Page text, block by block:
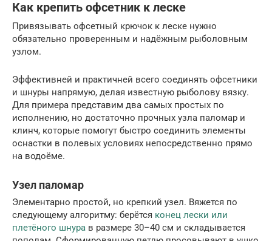
Как крепить офсетник к леске
Привязывать офсетный крючок к леске нужно
обязательно проверенным и надёжным рыболовным
узлом.
Эффективней и практичней всего соединять офсетники
и шнуры напрямую, делая известную рыболову вязку.
Для примера представим два самых простых по
исполнению, но достаточно прочных узла паломар и
клинч, которые помогут быстро соединить элементы
оснастки в полевых условиях непосредственно прямо
на водоёме.
Узел паломар
Элементарно простой, но крепкий узел. Вяжется по
следующему алгоритму: берётся конец лески или
плетёного шнура в размере 30–40 см и складывается